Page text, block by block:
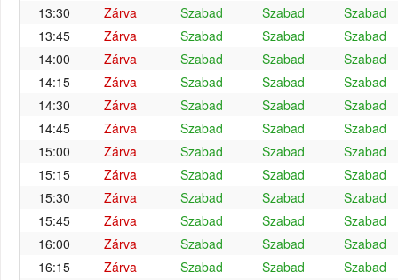
13:30
Zárva Szabad Szabad
Szabad
13:45
Zárva Szabad Szabad
Szabad
14:00
Zárva Szabad Szabad
Szabad
14:15
Zárva Szabad Szabad
Szabad
14:30
Zárva Szabad Szabad
Szabad
14:45
Zárva Szabad Szabad
Szabad
15:00
Zárva Szabad Szabad
Szabad
15:15
Zárva Szabad Szabad
Szabad
15:30
Zárva Szabad Szabad
Szabad
15:45
Zárva Szabad Szabad
Szabad
16:00
Zárva Szabad Szabad
Szabad
16:15
Zárva Szabad Szabad Szabad